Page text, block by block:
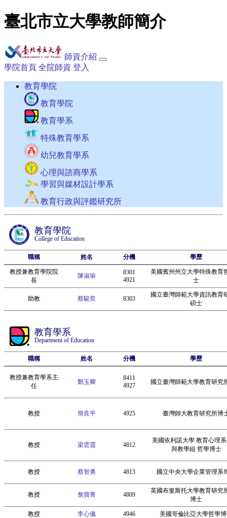
臺北市立大學教師簡介
師資介紹
學院首頁 全院師資 登入
教育學院
教育學院
教育學系
特殊教育學系
幼兒教育學系
心理與諮商學系
學習與媒材設計學系
教育行政與評鑑研究所
教育學院
College of Education
職稱 姓名 分機 學歷
教授兼教育學院院
長
陳淑瑜
8301
4921
美國賓州州立大學特殊教育
士
助教 蔡駿奕 8303
國立臺灣師範大學資訊教育
碩士
教育學系
Department of Education
職稱 姓名 分機 學歷
教授兼教育學系主
任
鄭玉卿
8411
4927
國立臺灣師範大學教育研究
教授 簡良平 4925 臺灣師大教育研究所博
教授 梁雲霞 4812
美國依利諾大學 教育心理
與教學組 哲學博士
教授 蔡智勇 4813 國立中央大學企業管理系
教授 詹寶菁 4809
英國布里斯托大學教育研究
博士
教授 李心儀 4946 美國哥倫比亞大學哲學